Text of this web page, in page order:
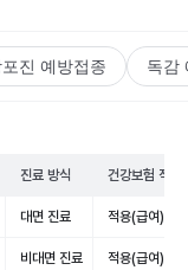
진 예방접종 독감
진료 방식 건강보험 적용
대면 진료 적용(급여)
비대면 진료 적용(급여)